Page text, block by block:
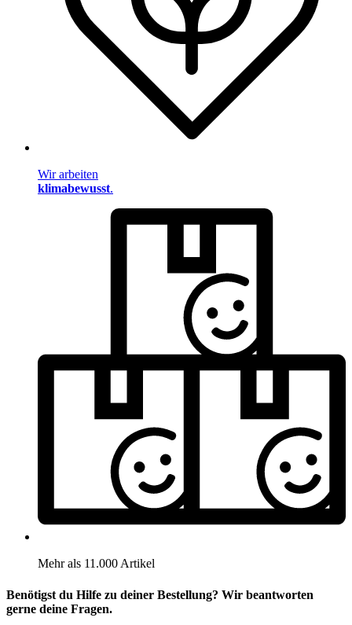
Wir arbeiten
klimabewusst.
Mehr als 11.000 Artikel
Benötigst du Hilfe zu deiner Bestellung? Wir beantworten
gerne deine Fragen.